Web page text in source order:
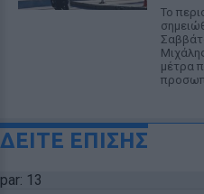
Το
μέτρα
ΔΕΙΤΕ ΕΠΙΣΗΣ
par: 13